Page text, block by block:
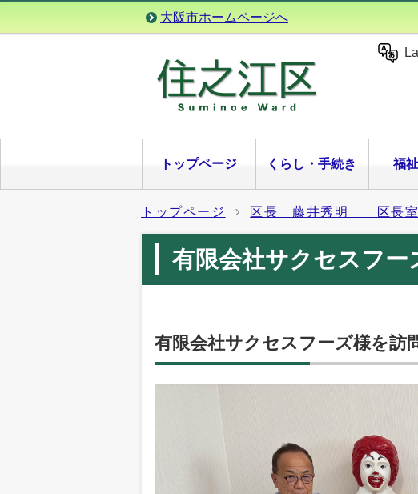
大阪市ホームページへ
トップページ くらし・手続き 福
トップページ 区長 藤井秀明 区長室
有限会社サクセスフ
有限会社サクセスフーズ様を訪